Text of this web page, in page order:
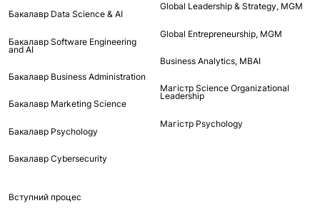
Бакалавр Data Science & AI
Бакалавр Software Engineering
and AI
Бакалавр Business Administration
Бакалавр Marketing Science
Бакалавр Psychology
Бакалавр Cybersecurity
Global Leadership & Strategy, MGM
Global Entrepreneurship, MGM
Business Analytics, MBAI
Магістр Science Organizational
Leadership
Магістр Psychology
Вступний процес